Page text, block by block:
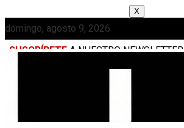
X
domingo, agosto 9, 2026
SUSCRÍBETE A NUESTRO NEWSLETTER